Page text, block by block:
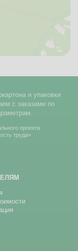
и упаковки
с заказами по
проекта
труда»